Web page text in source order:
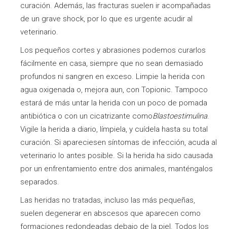
curación. Además, las fracturas suelen ir acompañadas
de un grave shock, por lo que es urgente acudir al
veterinario.
Los pequeños cortes y abrasiones podemos curarlos
fácilmente en casa, siempre que no sean demasiado
profundos ni sangren en exceso. Limpie la herida con
agua oxigenada o, mejora aun, con Topionic. Tampoco
estará de más untar la herida con un poco de pomada
antibiótica o con un cicatrizante comoBlastoestimulina.
Vigile la herida a diario, límpiela, y cuídela hasta su total
curación. Si apareciesen síntomas de infección, acuda al
veterinario lo antes posible. Si la herida ha sido causada
por un enfrentamiento entre dos animales, manténgalos
separados.
Las heridas no tratadas, incluso las más pequeñas,
suelen degenerar en abscesos que aparecen como
formaciones redondeadas debajo de la piel. Todos los